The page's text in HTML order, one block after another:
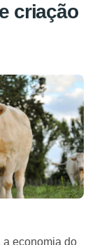
criação
a economia do